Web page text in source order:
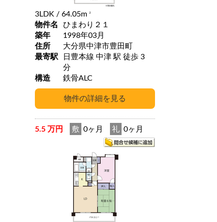
3LDK / 64.05m 2
物件名
ひまわり２１
築年
1998年03月
住所
大分県中津市豊田町
最寄駅
日豊本線 中津 駅 徒歩 3
分
構造
鉄骨ALC
5.5 万円 敷 0ヶ月 礼 0ヶ月